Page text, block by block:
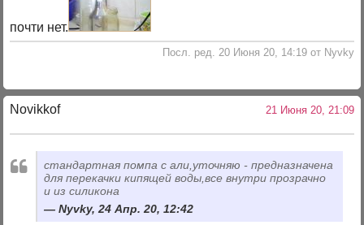
почти нет.
Посл. ред. 20 Июня 20, 14:19 от Nyvky
Novikkof 21 Июня 20, 21:09
стандартная помпа с али,уточняю - предназначена
для перекачки кипящей воды,все внутри прозрачно
и из силикона
Nyvky, 24 Апр. 20, 12:42